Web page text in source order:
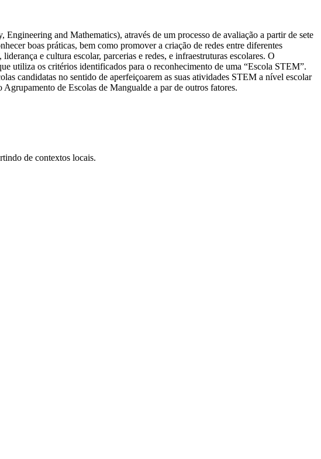
and Mathematics), através de um processo de avaliação a partir de sete
boas práticas, bem como promover a criação de redes entre diferentes
e cultura escolar, parcerias e redes, e infraestruturas escolares. O
utiliza os critérios identificados para o reconhecimento de uma “Escola STEM”.
candidatas no sentido de aperfeiçoarem as suas atividades STEM a nível escolar
de Escolas de Mangualde a par de outros fatores.
de contextos locais.